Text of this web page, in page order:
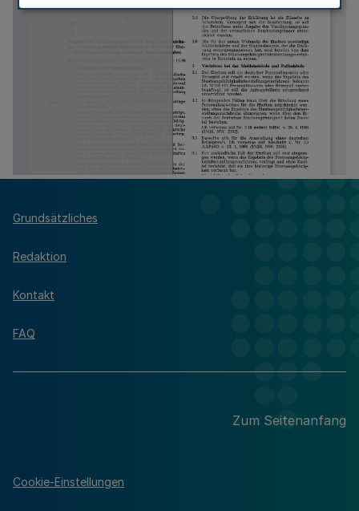
Grundsätzliches
Redaktion
Kontakt
FAQ
Zum Seitenanfang
Cookie-Einstellungen